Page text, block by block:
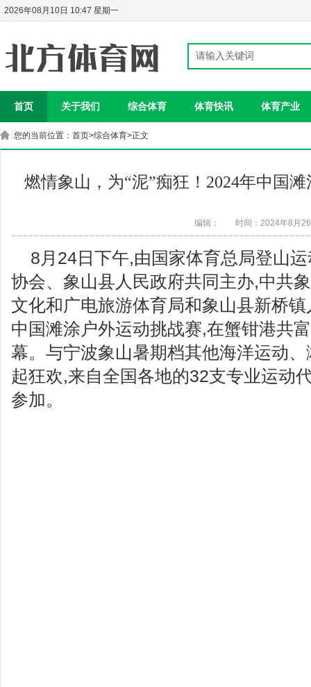
2026年08月10日 10:47 星期一
首页 关于我们 综合体育 体育快讯 体育产业
您的当前位置： 首页>综合体育>正文
燃情象山，为“泥”痴狂！2024年中国
编辑： 时间：2024年8月
8月24日下午,由国家体育总局登山
协会、象山县人民政府共同主办,中共
文化和广电旅游体育局和象山县新桥
中国滩涂户外运动挑战赛,在蟹钳港共
幕。与宁波象山暑期档其他海洋运动
起狂欢,来自全国各地的32支专业运动
参加。